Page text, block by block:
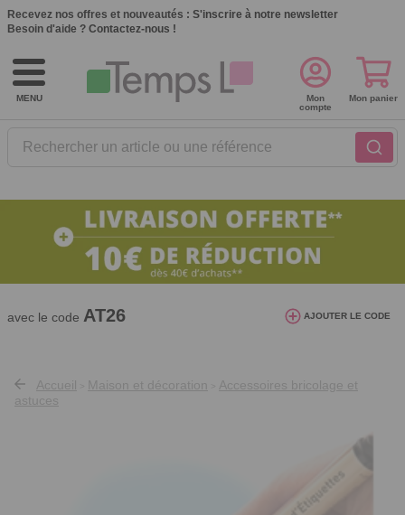
Recevez nos offres et nouveautés : S'inscrire à notre newsletter
Besoin d'aide ? Contactez-nous !
MENU
Rechercher un article ou une référence
Mon
compte
Mon panier
10€ de réduction dès 40€ d'achat. Offre
valable du 03/08/2026 au 12/08/2026.
avec le code AT26 AJOUTER LE CODE
Accueil Maison et décoration
Accessoires bricolage et
astuces